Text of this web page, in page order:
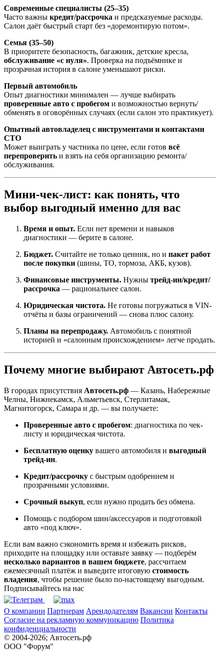
Современные специалисты (25–35)
Часто важны кредит/рассрочка и предсказуемые расходы.
Салон даёт быстрый старт без «доремонтирую потом».
Семья (35–50)
В приоритете безопасность, багажник, детские кресла,
обслуживание «с нуля». Проверка на подъёмнике и
прозрачная история в салоне уменьшают риски.
Первый автомобиль
Опыт диагностики минимален — лучше выбирать
проверенные авто с пробегом и возможностью вернуть/
обменять в оговорённых случаях (если салон это практикует).
Опытный автовладелец с инструментами и контактами
СТО
Может выиграть у частника по цене, если готов всё
перепроверить и взять на себя организацию ремонта/
обслуживания.
Мини-чек-лист: как понять, что
выбор выгодный именно для вас
Время и опыт. Если нет времени и навыков
диагностики — берите в салоне.
Бюджет. Считайте не только ценник, но и пакет работ
после покупки (шины, ТО, тормоза, АКБ, кузов).
Финансовые инструменты. Нужны трейд-ин/кредит/
рассрочка — рациональнее салон.
Юридическая чистота. Не готовы погружаться в VIN-
отчёты и базы ограничений — снова плюс салону.
Планы на перепродажу. Автомобиль с понятной
историей и «салонным происхождением» легче продать.
Почему многие выбирают Автосеть.рф
В городах присутствия Автосеть.рф — Казань, Набережные
Челны, Нижнекамск, Альметьевск, Стерлитамак,
Магнитогорск, Самара и др. — вы получаете:
Проверенные авто с пробегом: диагностика по чек-
листу и юридическая чистота.
Бесплатную оценку вашего автомобиля и выгодный
трейд-ин.
Кредит/рассрочку с быстрым одобрением и
прозрачными условиями.
Срочный выкуп, если нужно продать без обмена.
Помощь с подбором шин/аксессуаров и подготовкой
авто «под ключ».
Если вам важно сэкономить время и избежать рисков,
приходите на площадку или оставьте заявку — подберём
несколько вариантов в вашем бюджете, рассчитаем
ежемесячный платёж и выведите итоговую стоимость
владения, чтобы решение было по-настоящему выгодным.
Подписывайтесь на нас
О компании Партнерам Арендодателям Вакансии Контакты
Согласие на рекламную коммуникацию Политика
конфиденциальности
© 2004-2026; Автосеть.рф
ООО "Форум"